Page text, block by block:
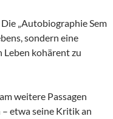
„Autobiographie Sem
sondern eine
Leben kohärent zu
weitere Passagen
etwa seine Kritik an